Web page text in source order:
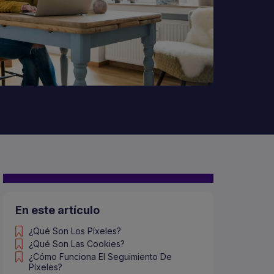
En este artículo
¿Qué Son Los Píxeles?
¿Qué Son Las Cookies?
¿Cómo Funciona El Seguimiento De
Píxeles?